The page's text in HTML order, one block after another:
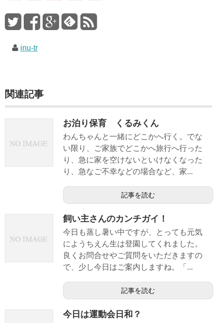
inu-tr
関連記事
お泊り保育 くるみくん
わんちゃんと一緒にどこかへ行く。でな
い限り、ご家族でどこかへ旅行へ行った
り、急に家を空けないといけなくなった
り、急なご不幸などの場合など、家...
記事を読む
飼い主さんのカンチガイ！
今日も蒸し暑い中ですが、とっても元気
にようちえん生は登園してくれました。
良くお問合せやご質問をいただきますの
で、少し今日はご案内しますね。「...
記事を読む
今日は運動会日和？